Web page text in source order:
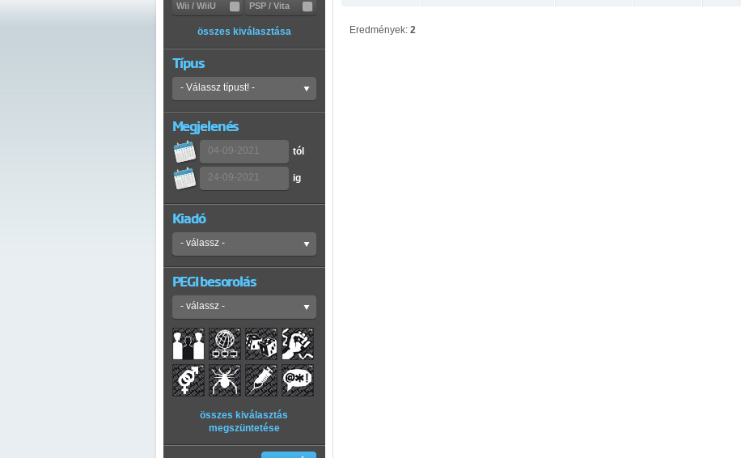
Wii / WiiU
PSP / Vita
összes kiválasztása
Típus
Megjelenés
tól
ig
Kiadó
PEGI besorolás
összes kiválasztás
megszüntetése
Eredmények: 2